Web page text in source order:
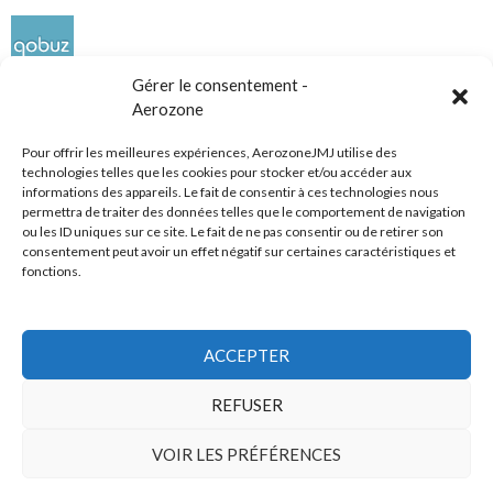
Gérer le consentement -
Aerozone
Pour offrir les meilleures expériences, AerozoneJMJ utilise des
technologies telles que les cookies pour stocker et/ou accéder aux
informations des appareils. Le fait de consentir à ces technologies nous
permettra de traiter des données telles que le comportement de navigation
ou les ID uniques sur ce site. Le fait de ne pas consentir ou de retirer son
consentement peut avoir un effet négatif sur certaines caractéristiques et
fonctions.
ACCEPTER
REFUSER
VOIR LES PRÉFÉRENCES
Réseaux sociaux
© Mars 2006-Août 2026